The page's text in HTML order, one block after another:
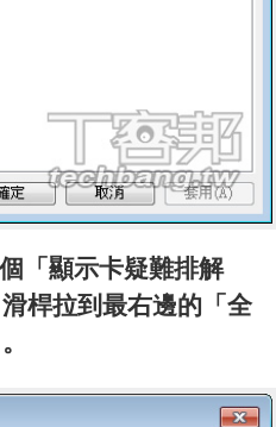
「顯示卡疑難排解
桿拉到最右邊的「全